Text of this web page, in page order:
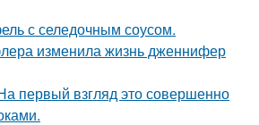
с селедочным соусом.
изменила жизнь дженнифер
первый взгляд это совершенно